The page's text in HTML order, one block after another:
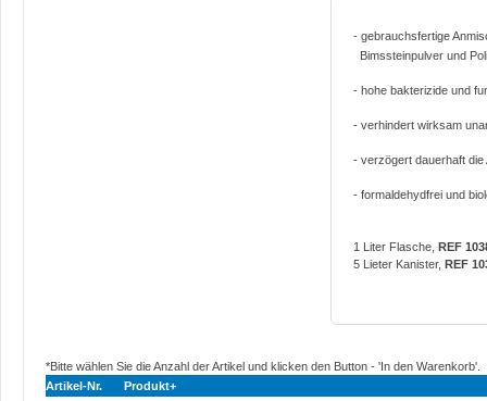
- gebrauchsfertige
Bimssteinpulver und
- hohe bakterizide und
- verhindert wirksam
- verzögert dauerhaft
- formaldehydfrei und
1 Liter Flasche, REF
5 Lieter Kanister, REF
*Bitte wählen Sie die Anzahl der Artikel und klicken den Button - 'In den Warenkorb'.
Artikel-Nr.
Produkt+